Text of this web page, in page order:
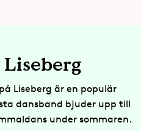
Liseberg
Liseberg är en populär
dansband bjuder upp till
under sommaren.